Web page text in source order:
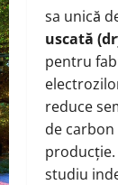
sa unică
uscată
pentru
reduce
de
studiu